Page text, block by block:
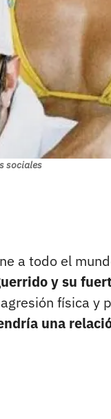
sociales
a todo el
y su
física y
una